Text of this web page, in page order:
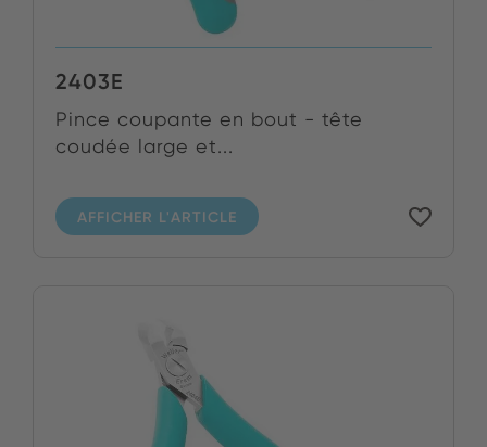
2403E
Pince coupante en bout - tête
coudée large et...
AFFICHER L'ARTICLE